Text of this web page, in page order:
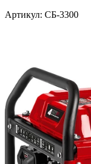
Артикул: СБ-3300